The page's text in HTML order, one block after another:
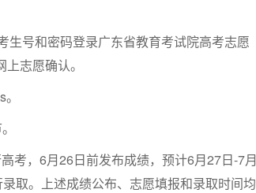
生号和密码登录广东省教育考试院高考志愿
志愿确认。
考，6月26日前发布成绩，预计6月27日-7
取。上述成绩公布、志愿填报和录取时间均